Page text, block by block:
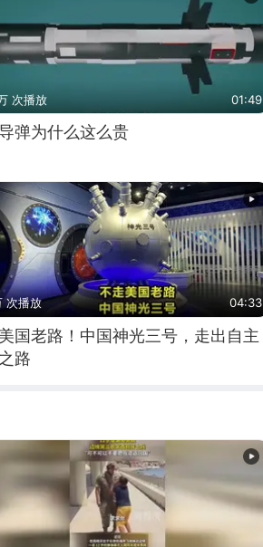
次播放 01:49
弹为什么这么贵
次播放 04:33
国老路！中国神光三号，走出自主
路